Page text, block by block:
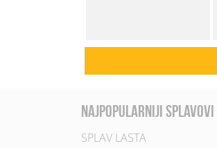
najpopularniji splavovi
SPLAV LASTA